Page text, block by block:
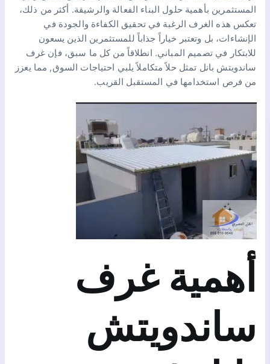
المستثمرين بأهمية حلول البناء الفعالة والرشيقة. أكثر من ذلك،
تعكس هذه الغرف الرغبة في تحقيق الكفاءة والجودة في
الإنشاءات، بل وتعتبر خياراً جذاباً للمستثمرين الذين يسعون
للابتكار في تصميم المباني. انطلاقاً من كل ما سبق، فإن غرف
ساندويتش بانل تمثل حلاً متكاملاً يلبي احتياجات السوق, مما يعزز
من فرص استخدامها في المستقبل القريب.
أهمية غرف
ساندويتش